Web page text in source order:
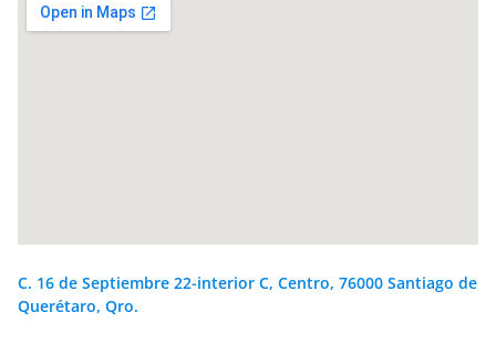
C. 16 de Septiembre 22-interior C, Centro, 76000 Santiago de
Querétaro, Qro.